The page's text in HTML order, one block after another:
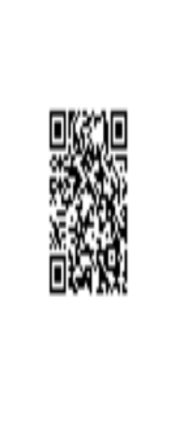
Банкротство физических лиц